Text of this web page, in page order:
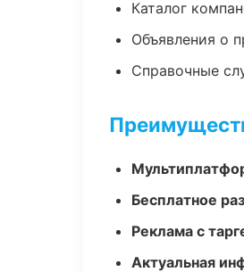
Каталог
Объявления о
Справочные
Бесплатное
Реклама с
Актуальная